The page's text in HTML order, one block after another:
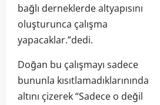
bağlı derneklerde altyapısını
oluşturunca çalışma
yapacaklar.”dedi.
Doğan bu çalışmayı sadece
bununla kısıtlamadıklarınında
altını çizerek “Sadece o değil